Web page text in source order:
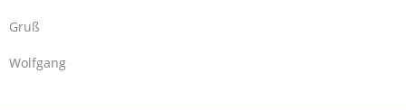
Gruß
Wolfgang